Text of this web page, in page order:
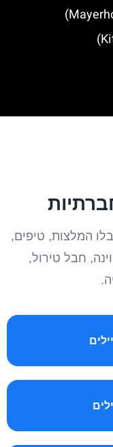
המלצות, טיפים,
חבל טירול,